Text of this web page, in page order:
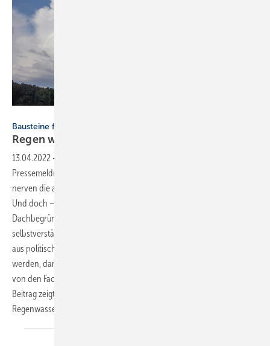
Bausteine für lebenswertes Stadtklima
Regenwillkommen!
13.04.2022 -
Pressemeldungen zum Klimawandel beunruhigen die einen und
nerven die anderen. Im Alltag helfen sie jedoch meist nicht weiter.
Und doch – verglichen mit der Haustechnik vor 30 Jahren – sind
Dachbegrünung, Solarthermie und Regenwassernutzung inzwischen
selbstverständliche Arbeitsfelder im SHK-Handwerk geworden. Wenn
aus politischen Konzepten und Beschlüssen funktionierende Anlagen
werden, dann geht es voran. Erfolge beim Stadtklima sind daher auch
von den Fachbetrieben und deren Mitarbeitern abhängig. Dieser
Beitrag zeigt die Zusammenhänge und Beispiele für den Umgang mit
Regenwasser. → Klaus W.